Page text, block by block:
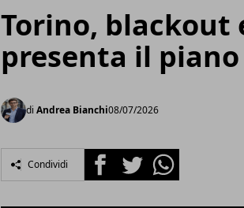
Torino, blackout
presenta il
di Andrea Bianchi08/07/2026
Condividi FacebookTwitterWhatsapp